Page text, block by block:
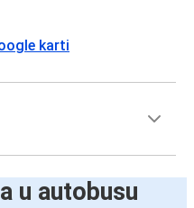
karti
u autobusu